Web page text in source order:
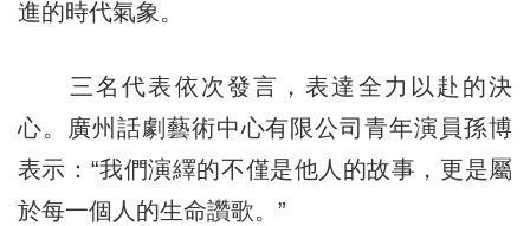
進的時代氣象。
三名代表依次發言，表達全力以赴的決
心。廣州話劇藝術中心有限公司青年演員孫博
表示：“我們演繹的不僅是他人的故事，更是屬
於每一個人的生命讚歌。”